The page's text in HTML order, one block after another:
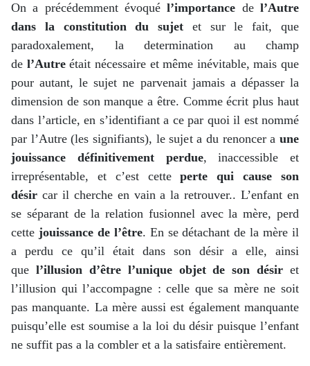
On a précédemment évoquél’importance del’Autre
dans la constitution du sujet et sur le fait, que
paradoxalement, la determination au champ
de l’Autreétait nécessaire et même inévitable, mais que
pour autant, le sujet ne parvenait jamais a dépasser la
dimension de son manque a être. Comme écrit plus haut
dans l’article, en s’identifiant a ce par quoi il est nommé
par l’Autre (les signifiants), le sujet a du renoncer a une
jouissance définitivement perdue, inaccessible et
irreprésentable, et c’est cetteperte qui cause son
désir car il cherche en vain a la retrouver.. L’enfant en
se séparant de la relation fusionnel avec la mère, perd
cette jouissance de l’être. En se détachant de la mère il
a perdu ce qu’il était dans son désir a elle, ainsi
que l’illusion d’être l’unique objet de son désir et
l’illusion qui l’accompagne : celle que sa mère ne soit
pas manquante. La mère aussi est également manquante
puisqu’elle est soumise a la loi du désir puisque l’enfant
ne suffit pas a la combler et a la satisfaire entièrement.